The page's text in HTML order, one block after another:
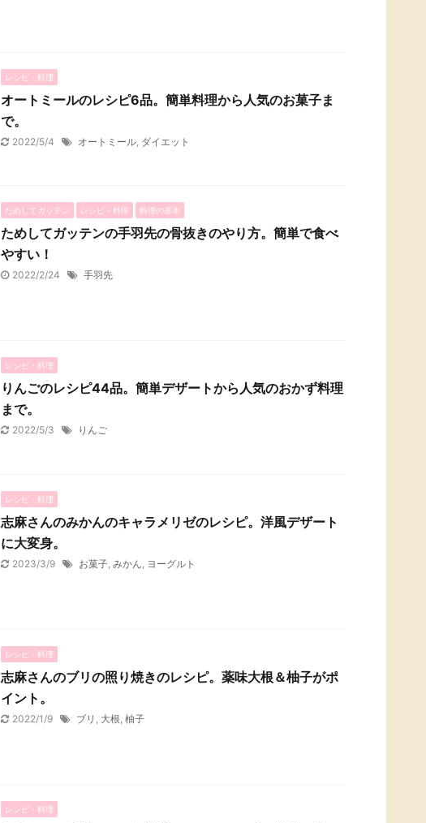
レシピ・料理
オートミールのレシピ6品。簡単料理から人気のお菓子ま
で。
2022/5/4 オートミール ダイエット
ためしてガッテン レシピ・料理 料理の基本
ためしてガッテンの手羽先の骨抜きのやり方。簡単で食べ
やすい！
2022/2/24 手羽先
レシピ・料理
りんごのレシピ44品。簡単デザートから人気のおかず料理
まで。
2022/5/3 りんご
レシピ・料理
志麻さんのみかんのキャラメリゼのレシピ。洋風デザート
に大変身。
2023/3/9 お菓子 みかん ヨーグルト
レシピ・料理
志麻さんのブリの照り焼きのレシピ。薬味大根＆柚子がポ
イント。
2022/1/9 ブリ , 大根, 柚子
レシピ・料理